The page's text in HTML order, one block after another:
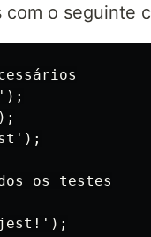
o seguinte
os testes